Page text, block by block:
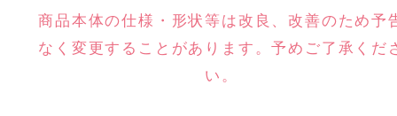
商品本体の仕様・形状等は改良、改善のため予
なく変更することがあります。予めご了承くだ
い。